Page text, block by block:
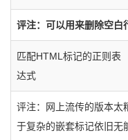
评注：可以用来删除空白
匹配HTML标记的正则表
达式
评注：网上流传的版本太
于复杂的嵌套标记依旧无